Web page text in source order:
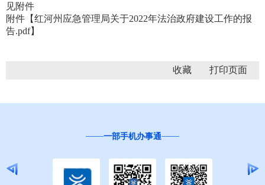
见附件
附件【红河州应急管理局关于2022年法治政府建设工作的报
告.pdf】
收藏
一部手机办事通